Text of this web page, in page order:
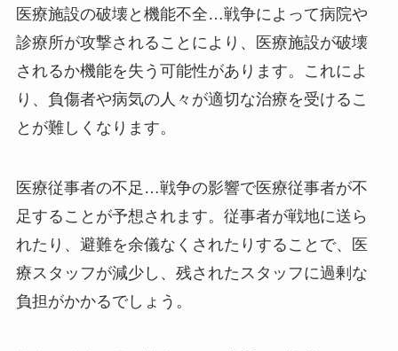
医療施設の破壊と機能不全…戦争によって病院や
診療所が攻撃されることにより、医療施設が破壊
されるか機能を失う可能性があります。これによ
り、負傷者や病気の人々が適切な治療を受けるこ
とが難しくなります。
医療従事者の不足…戦争の影響で医療従事者が不
足することが予想されます。従事者が戦地に送ら
れたり、避難を余儀なくされたりすることで、医
療スタッフが減少し、残されたスタッフに過剰な
負担がかかるでしょう。